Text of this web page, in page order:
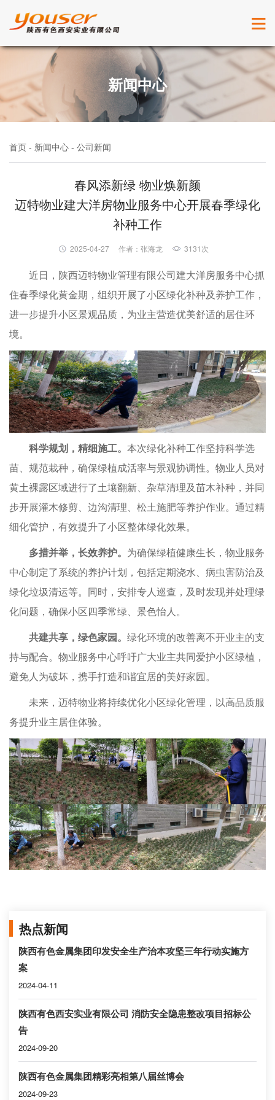
首
页
公司
概况
公司简介
组织架构
信息公开
权属单位
新闻
中心
集团要闻
公司新闻
招标采购
教育专栏
通知公告
经营
项目
房屋租赁
物业管理
党建
工作
党群动态
廉政建设
专题栏目
联系
招聘信息
联系我们
新闻中心
首页 - 新闻中心 - 公司新闻
春风添新绿 物业焕新颜
迈特物业建大洋房物业服务中心开展春季绿化
补种工作
2025-04-27 作者：张海龙 3131次
近日，陕西迈特物业管理有限公司建大洋房服务中心抓
住春季绿化黄金期，组织开展了小区绿化补种及养护工作，
进一步提升小区景观品质，为业主营造优美舒适的居住环
境。
科学规划，精细施工。 本次绿化补种工作坚持科学选
苗、规范栽种，确保绿植成活率与景观协调性。物业人员对
黄土裸露区域进行了土壤翻新、杂草清理及苗木补种，并同
步开展灌木修剪、边沟清理、松土施肥等养护作业。通过精
细化管护，有效提升了小区整体绿化效果。
多措并举，长效养护。 为确保绿植健康生长，物业服务
中心制定了系统的养护计划，包括定期浇水、病虫害防治及
绿化垃圾清运等。同时，安排专人巡查，及时发现并处理绿
化问题，确保小区四季常绿、景色怡人。
共建共享，绿色家园。 绿化环境的改善离不开业主的支
持与配合。物业服务中心呼吁广大业主共同爱护小区绿植，
避免人为破坏，携手打造和谐宜居的美好家园。
未来，迈特物业将持续优化小区绿化管理，以高品质服
务提升业主居住体验。
热点新闻
陕西有色金属集团印发安全生产治本攻坚三年行动实施方
案
2024-04-11
陕西有色西安实业有限公司 消防安全隐患整改项目招标公
告
2024-09-20
陕西有色金属集团精彩亮相第八届丝博会
2024-09-23